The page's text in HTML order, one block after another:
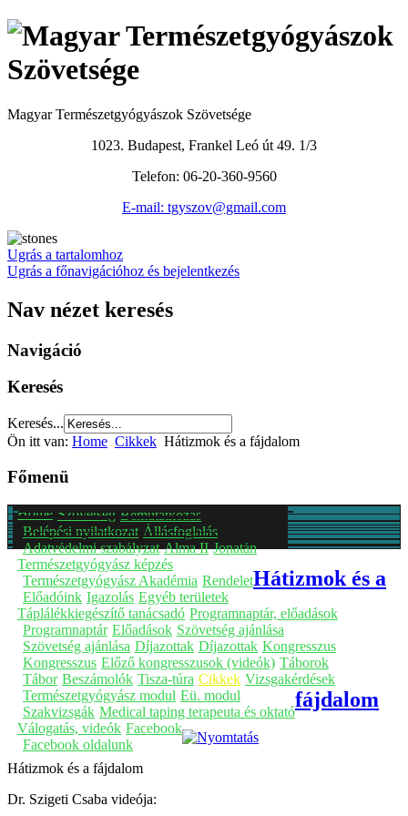
Magyar Természetgyógyászok Szövetsége
1023. Budapest, Frankel Leó út 49. 1/3
Telefon: 06-20-360-9560
E-mail: tgyszov@gmail.com
Ugrás a tartalomhoz
Ugrás a főnavigációhoz és bejelentkezés
Nav nézet keresés
Navigáció
Keresés
Keresés...
Ön itt van: Home Cikkek Hátizmok és a fájdalom
Főmenü
Home Szövetség Bemutatkozás
Belépési nyilatkozat Állásfoglalás
Adatvédelmi szabályzat Alma II Jonatán
Természetgyógyász képzés
Természetgyógyász Akadémia Rendelet
Előadóink Igazolás Egyéb területek
Táplálékkiegészítő tanácsadó Programnaptár, előadások
Programnaptár Előadások Szövetség ajánlása
Szövetség ajánlása Díjazottak Díjazottak Kongresszus
Kongresszus Előző kongresszusok (videók) Táborok
Tábor Beszámolók Tisza-túra Cikkek Vizsgakérdések
Természetgyógyász modul Eü. modul
Szakvizsgák Medical taping terapeuta és oktató
Válogatás, videók Facebook
Facebook oldalunk
Hátizmok és a
fájdalom
Hátizmok és a fájdalom
Dr. Szigeti Csaba videója: